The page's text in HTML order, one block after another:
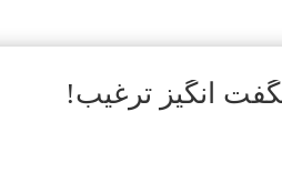
انگیز ترغیب!